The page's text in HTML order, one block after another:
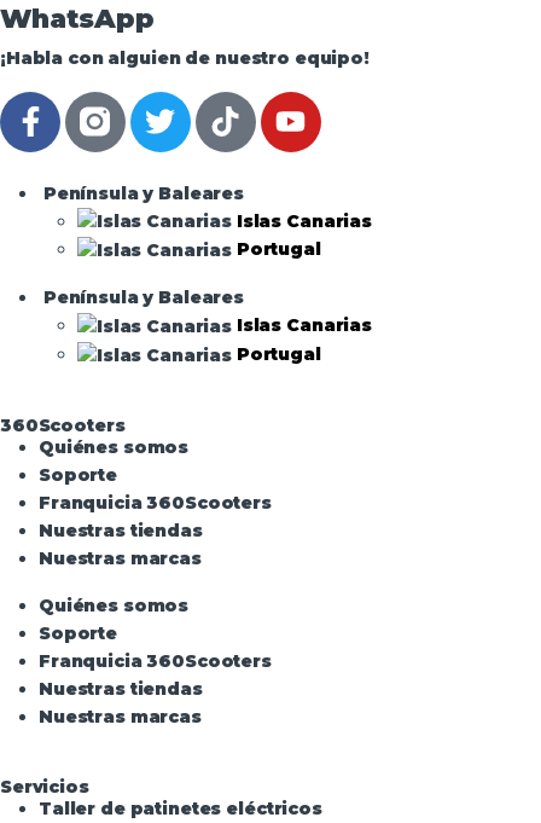
WhatsApp
¡Habla con alguien de nuestro equipo!
Península y Baleares
Islas Canarias
Portugal
Península y Baleares
Islas Canarias
Portugal
360Scooters
Quiénes somos
Soporte
Franquicia 360Scooters
Nuestras tiendas
Nuestras marcas
Quiénes somos
Soporte
Franquicia 360Scooters
Nuestras tiendas
Nuestras marcas
Servicios
Taller de patinetes eléctricos